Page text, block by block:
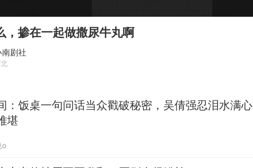
现代版摸金校尉落网查获400多枚古币
哈尔滨暴雨饭店门挡积水
奋进开新局 实干挑大梁
，掺在一起做撒尿牛丸啊
剧社
：饭桌一句问话当众戳破秘密，吴倩强忍泪水满心
堪
o